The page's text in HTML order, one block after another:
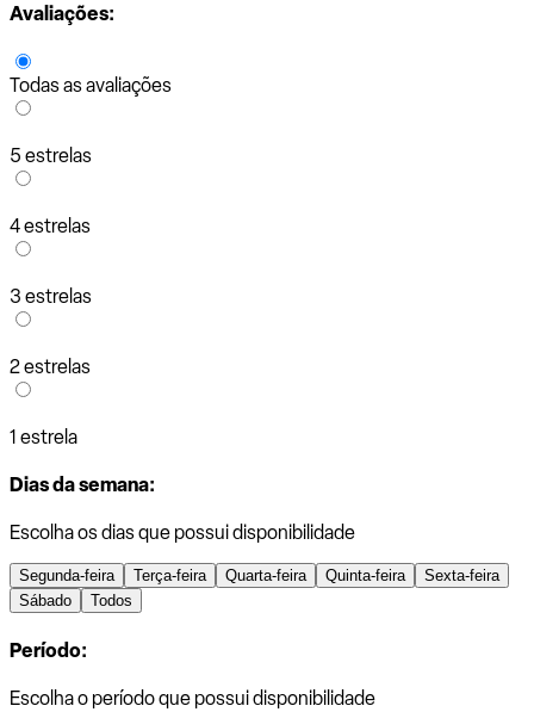
Avaliações:
Todas as avaliações
5 estrelas
4 estrelas
3 estrelas
2 estrelas
1 estrela
Dias da semana:
Escolha os dias que possui disponibilidade
Segunda-feira Terça-feira Quarta-feira Quinta-feira
Sexta-feira
Sábado
Todos
Período:
Escolha o período que possui disponibilidade